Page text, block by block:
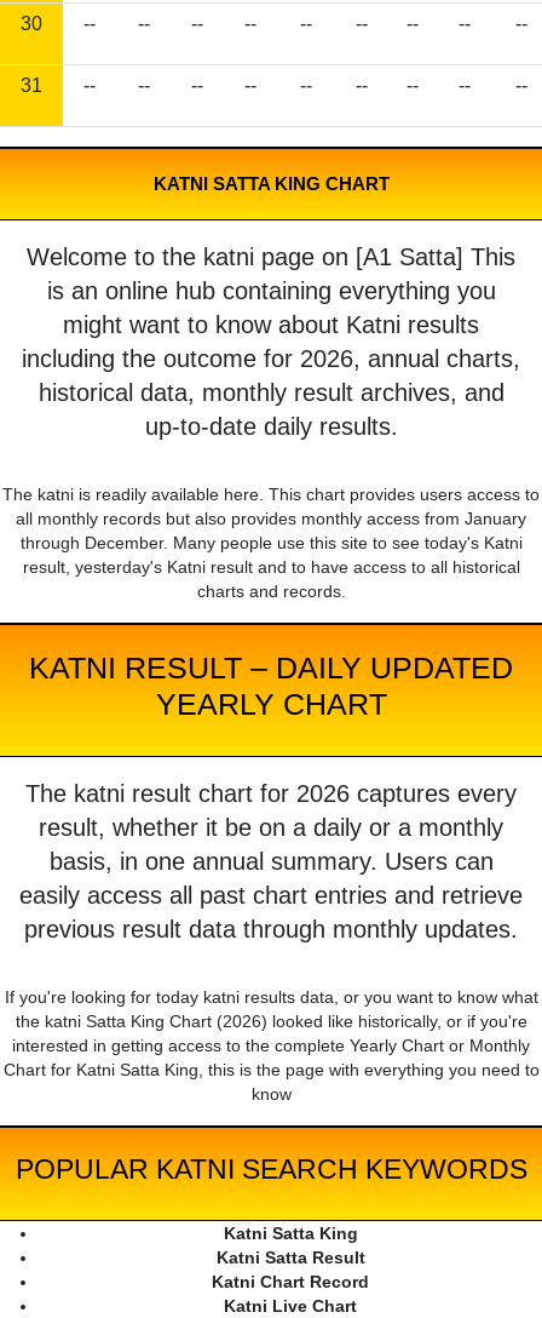
30 -- -- -- -- -- -- -- -- --
31 -- -- -- -- -- -- -- -- --
KATNI SATTA KING CHART
Welcome to the katni page on [A1 Satta] This
is an online hub containing everything you
might want to know about Katni results
including the outcome for 2026, annual charts,
historical data, monthly result archives, and
up-to-date daily results.
The katni is readily available here. This chart provides users access to
all monthly records but also provides monthly access from January
through December. Many people use this site to see today's Katni
result, yesterday's Katni result and to have access to all historical
charts and records.
KATNI RESULT – DAILY UPDATED
YEARLY CHART
The katni result chart for 2026 captures every
result, whether it be on a daily or a monthly
basis, in one annual summary. Users can
easily access all past chart entries and retrieve
previous result data through monthly updates.
If you're looking for today katni results data, or you want to know what
the katni Satta King Chart (2026) looked like historically, or if you're
interested in getting access to the complete Yearly Chart or Monthly
Chart for Katni Satta King, this is the page with everything you need to
know
POPULAR KATNI SEARCH KEYWORDS
Katni Satta King
Katni Satta Result
Katni Chart Record
Katni Live Chart